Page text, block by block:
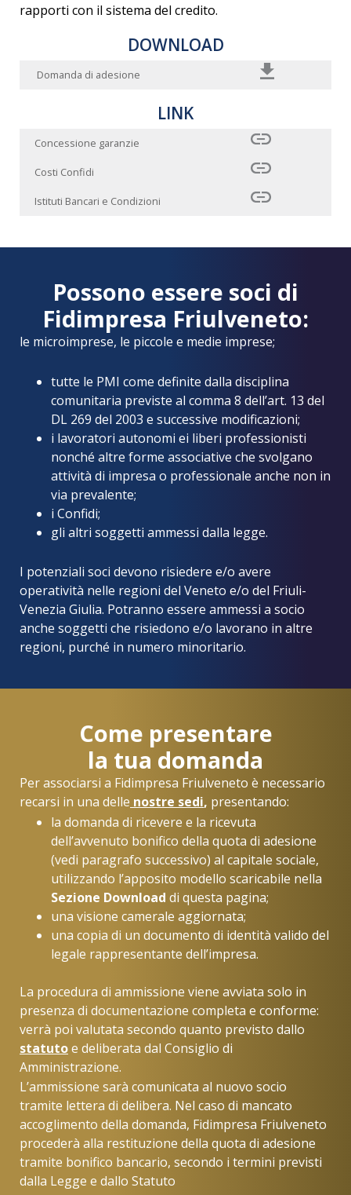
rapporti con il sistema del credito.
DOWNLOAD
Domanda di adesione
LINK
Concessione garanzie
Costi Confidi
Istituti Bancari e Condizioni
Possono essere soci di
Fidimpresa Friulveneto:
le microimprese, le piccole e medie imprese;
tutte le PMI come definite dalla disciplina
comunitaria previste al comma 8 dell’art. 13 del
DL 269 del 2003 e successive modificazioni;
i lavoratori autonomi ei liberi professionisti
nonché altre forme associative che svolgano
attività di impresa o professionale anche non in
via prevalente;
i Confidi;
gli altri soggetti ammessi dalla legge.
I potenziali soci devono risiedere e/o avere
operatività nelle regioni del Veneto e/o del Friuli-
Venezia Giulia. Potranno essere ammessi a socio
anche soggetti che risiedono e/o lavorano in altre
regioni, purché in numero minoritario.
Come presentare
la tua domanda
Per associarsi a Fidimpresa Friulveneto è necessario
recarsi in una delle nostre sedi, presentando:
la domanda di ricevere e la ricevuta
dell’avvenuto bonifico della quota di adesione
(vedi paragrafo successivo) al capitale sociale,
utilizzando l’apposito modello scaricabile nella
Sezione Download di questa pagina;
una visione camerale aggiornata;
una copia di un documento di identità valido del
legale rappresentante dell’impresa.
La procedura di ammissione viene avviata solo in
presenza di documentazione completa e conforme:
verrà poi valutata secondo quanto previsto dallo
statutoe deliberata dal Consiglio di
Amministrazione.
L’ammissione sarà comunicata al nuovo socio
tramite lettera di delibera. Nel caso di mancato
accoglimento della domanda, Fidimpresa Friulveneto
procederà alla restituzione della quota di adesione
tramite bonifico bancario, secondo i termini previsti
dalla Legge e dallo Statuto